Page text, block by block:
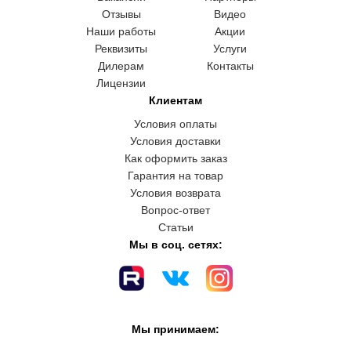
Отзывы
Видео
Наши работы
Акции
Реквизиты
Услуги
Дилерам
Контакты
Лицензии
Клиентам
Условия оплаты
Условия доставки
Как оформить заказ
Гарантия на товар
Условия возврата
Вопрос-ответ
Статьи
Мы в соц. сетях:
Мы принимаем: